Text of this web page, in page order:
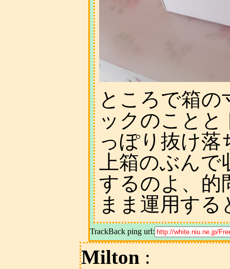
ところで箱
ックのこと
っぽり抜け
上箱のぶん
するのよ、的
まま運用する
TrackBack ping url:
Milton :